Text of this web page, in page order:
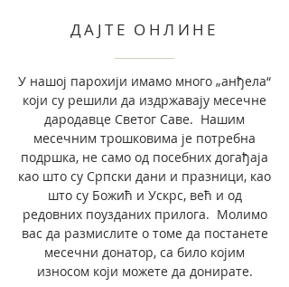
ДАЈТЕ ОНЛИНЕ
У нашој парохији имамо много „анђела“
који су решили да издржавају месечне
дародавце Светог Саве. Нашим
месечним трошковима је потребна
подршка, не само од посебних догађаја
као што су Српски дани и празници, као
што су Божић и Ускрс, већ и од
редовних поузданих прилога. Молимо
вас да размислите о томе да постанете
месечни донатор, са било којим
износом који можете да донирате.